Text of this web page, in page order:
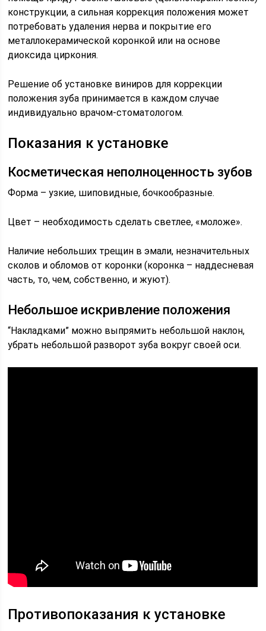
конструкции, а сильная коррекция положения может
потребовать удаления нерва и покрытие его
металлокерамической коронкой или на основе
диоксида циркония.
Решение об установке виниров для коррекции
положения зуба принимается в каждом случае
индивидуально врачом-стоматологом.
Показания к установке
Косметическая неполноценность зубов
Форма – узкие, шиповидные, бочкообразные.
Цвет – необходимость сделать светлее, «моложе».
Наличие небольших трещин в эмали, незначительных
сколов и обломов от коронки (коронка – наддесневая
часть, то, чем, собственно, и жуют).
Небольшое искривление положения
“Накладками” можно выпрямить небольшой наклон,
убрать небольшой разворот зуба вокруг своей оси.
Противопоказания к установке